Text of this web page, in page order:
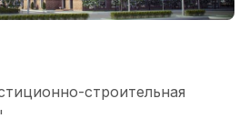
строительная